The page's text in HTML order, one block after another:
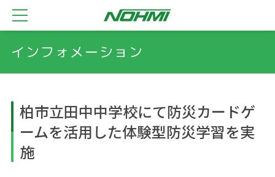
インフォメーション
柏市立田中中学校にて防災カードゲ
ームを活用した体験型防災学習を実
施